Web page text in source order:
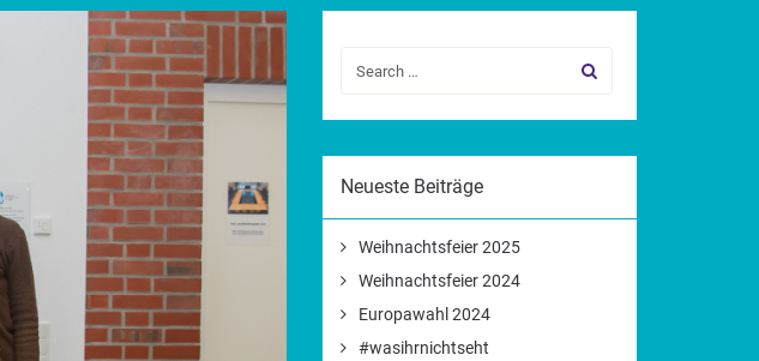
Neueste Beiträge
Weihnachtsfeier 2025
Weihnachtsfeier 2024
Europawahl 2024
#wasihrnichtseht